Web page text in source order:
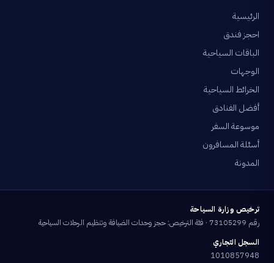
الرئيسية
احجز فندق
الباقات السياحية
الوجهات
الخرائط السياحية
أفضل الفنادق
موسوعة السفر
أسئلة المسافرون
المدونة
ترخيص وزارة السياحة
رقم 73105299 · فئة الترخيص: حجز وحدات الضيافة وتنظيم الرحلات السياحية
السجل التجاري
1010857948